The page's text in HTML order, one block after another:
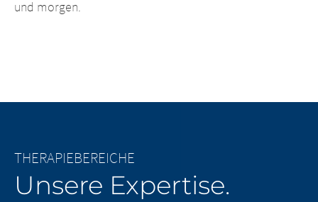
und morgen.
THERAPIEBEREICHE
Unsere Expertise.